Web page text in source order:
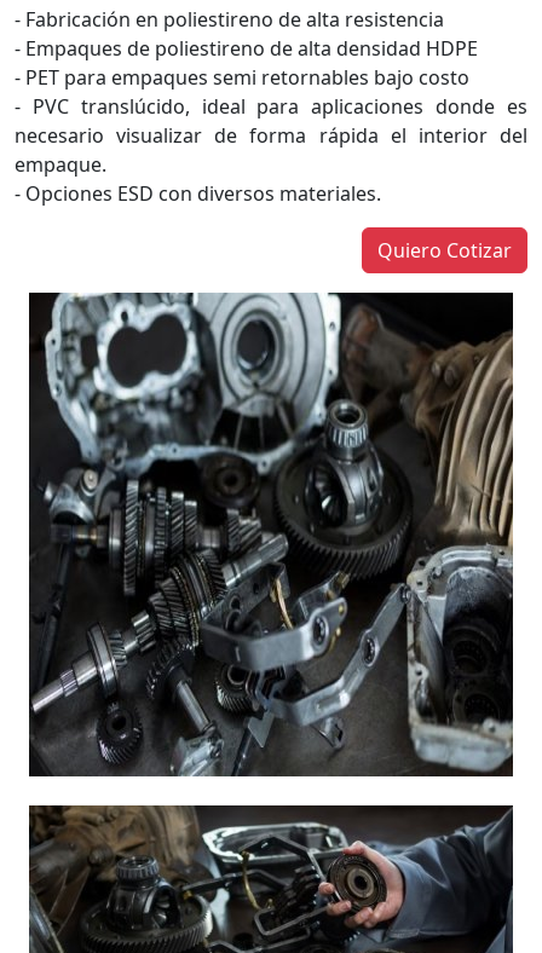
- Fabricación en poliestireno de alta resistencia
- Empaques de poliestireno de alta densidad HDPE
- PET para empaques semi retornables bajo costo
- PVC translúcido, ideal para aplicaciones donde es
necesario visualizar de forma rápida el interior del
empaque.
- Opciones ESD con diversos materiales.
Quiero Cotizar